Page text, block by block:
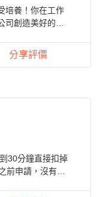
培養！你在工作
創造美好的將
分享評價
30分鐘直接扣掉
前申請，沒有升